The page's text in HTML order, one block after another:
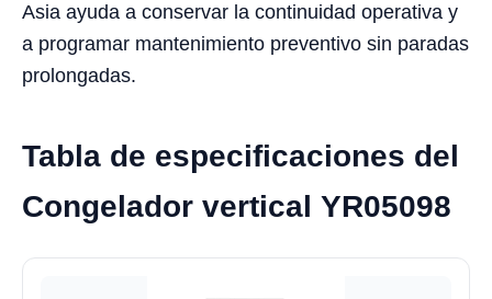
Asia ayuda a conservar la continuidad operativa y
a programar mantenimiento preventivo sin paradas
prolongadas.
Tabla de especificaciones del
Congelador vertical YR05098